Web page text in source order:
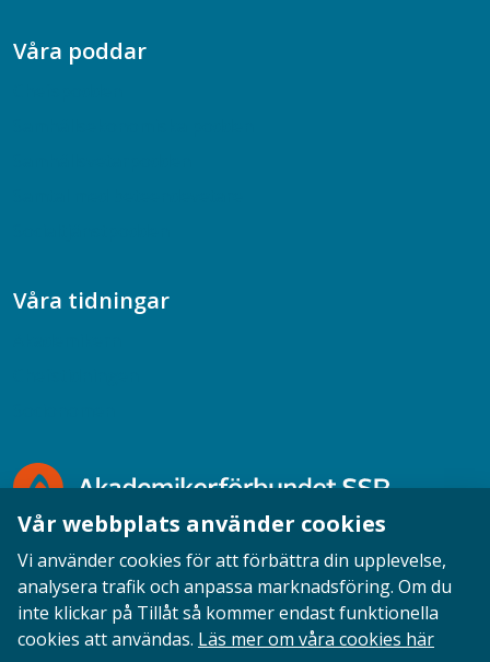
Våra poddar
Våra tidningar
Opinion English Personuppgifter Cookies
Vår webbplats använder cookies
Vi använder cookies för att förbättra din upplevelse,
analysera trafik och anpassa marknadsföring. Om du
inte klickar på Tillåt så kommer endast funktionella
cookies att användas. Läs mer om våra cookies här